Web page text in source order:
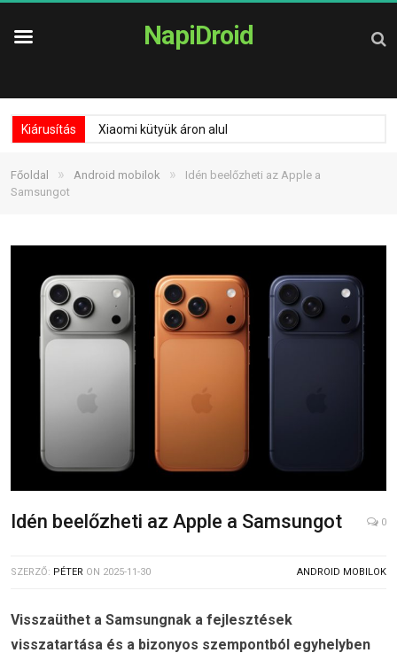
NapiDroid
Kiárusítás Xiaomi kütyük áron alul
Főoldal » Android mobilok »
Idén beelőzheti az Apple a
Samsungot
Idén beelőzheti az Apple a Samsungot 0
SZERZŐ: PÉTER ON 2025-11-30 ANDROID MOBILOK
Visszaüthet a Samsungnak a fejlesztések
visszatartása és a bizonyos szempontból egyhelyben